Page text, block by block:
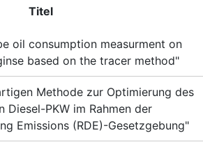
Titel
oil consumption measurment on
based on the tracer method"
Methode zur Optimierung des
Diesel-PKW im Rahmen der
Emissions (RDE)-Gesetzgebung"